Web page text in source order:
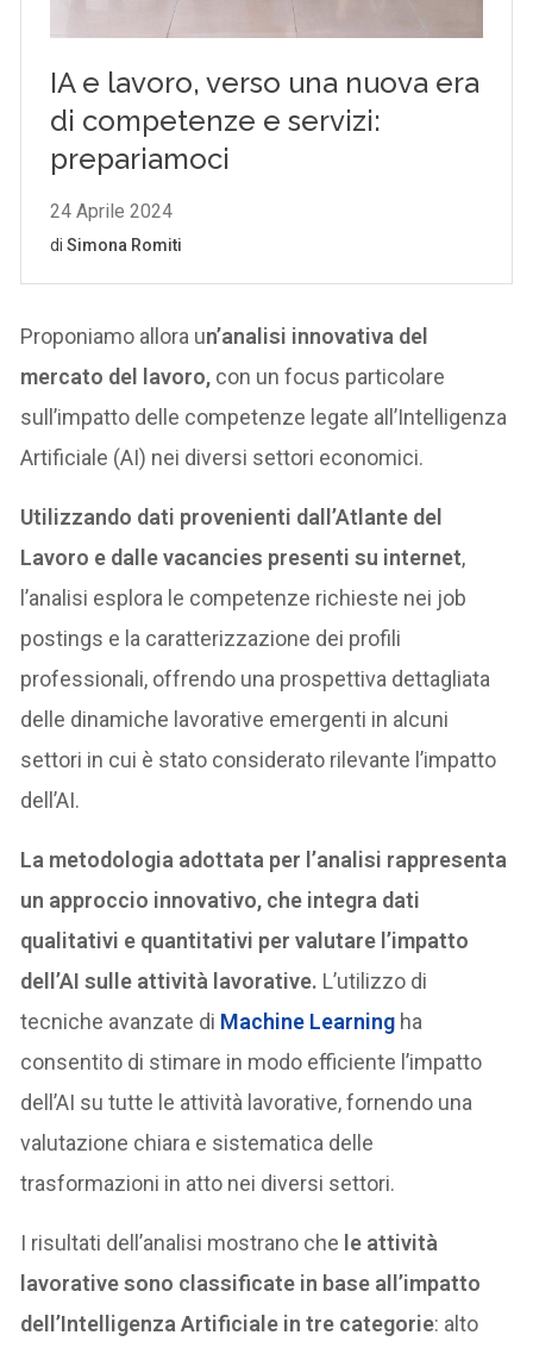
Proponiamo allora un’analisi innovativa del
mercato del lavoro, con un focus particolare
sull’impatto delle competenze legate all’Intelligenza
Artificiale (AI) nei diversi settori economici.
Utilizzando dati provenienti dall’Atlante del
Lavoro e dalle vacancies presenti su internet,
l’analisi esplora le competenze richieste nei job
postings e la caratterizzazione dei profili
professionali, offrendo una prospettiva dettagliata
delle dinamiche lavorative emergenti in alcuni
settori in cui è stato considerato rilevante l’impatto
dell’AI.
La metodologia adottata per l’analisi rappresenta
un approccio innovativo, che integra dati
qualitativi e quantitativi per valutare l’impatto
dell’AI sulle attività lavorative. L’utilizzo di
tecniche avanzate di Machine Learning ha
consentito di stimare in modo efficiente l’impatto
dell’AI su tutte le attività lavorative, fornendo una
valutazione chiara e sistematica delle
trasformazioni in atto nei diversi settori.
I risultati dell’analisi mostrano che le attività
lavorative sono classificate in base all’impatto
dell’Intelligenza Artificiale in tre categorie: alto